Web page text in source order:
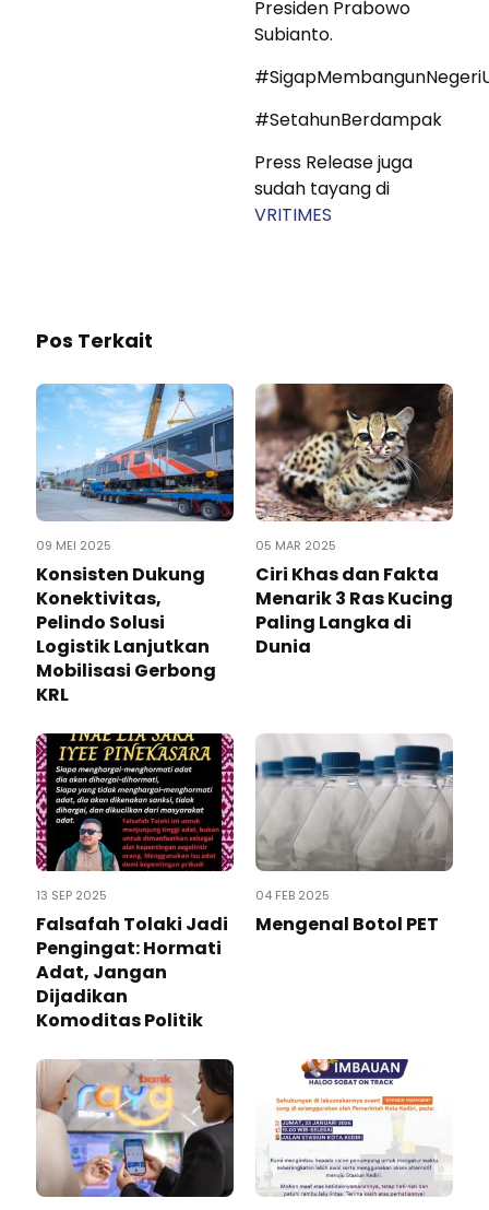
Presiden Prabowo
Subianto.
#SetahunBerdampak
Press Release juga
sudah tayang di
VRITIMES
Pos Terkait
09 MEI 2025
Konsisten Dukung
Konektivitas,
Pelindo Solusi
Logistik Lanjutkan
Mobilisasi Gerbong
KRL
05 MAR 2025
Ciri Khas dan Fakta
Menarik 3 Ras Kucing
Paling Langka di
Dunia
13 SEP 2025
Falsafah Tolaki Jadi
Pengingat: Hormati
Adat, Jangan
Dijadikan
Komoditas Politik
04 FEB 2025
Mengenal Botol PET